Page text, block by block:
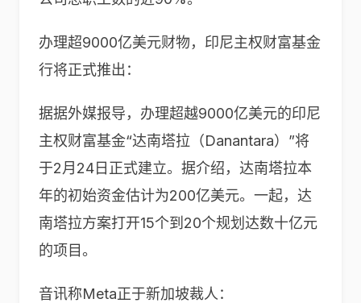
办理超9000亿美元财物，印尼主权财富基金
行将正式推出：
据据外媒报导，办理超越9000亿美元的印尼
主权财富基金“达南塔拉（Danantara）”将
于2月24日正式建立。据介绍，达南塔拉本
年的初始资金估计为200亿美元。一起，达
南塔拉方案打开15个到20个规划达数十亿元
的项目。
音讯称Meta正于新加坡裁人：